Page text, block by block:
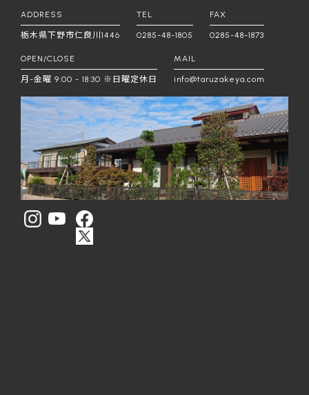
ADDRESS
栃木県下野市仁良川1446
TEL
0285-48-1805
FAX
0285-48-1873
OPEN/CLOSE
月-金曜 9:00 - 18:30 ※日曜定休日
MAIL
info@taruzakeya.com